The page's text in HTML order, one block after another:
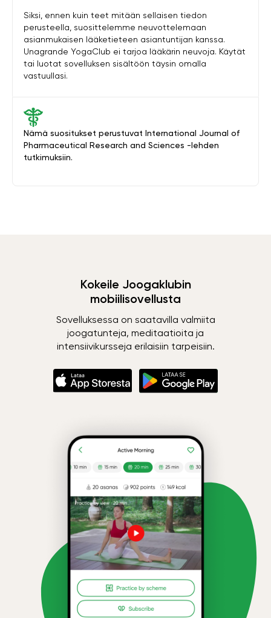
Nämä suositukset perustuvat International Journal of
Pharmaceutical Research and Sciences -lehden
tutkimuksiin.
Siksi, ennen kuin teet mitään sellaisen tiedon
perusteella, suosittelemme neuvottelemaan
asianmukaisen lääketieteen asiantuntijan kanssa.
Unagrande YogaClub ei tarjoa lääkärin neuvoja. Käytät
tai luotat sovelluksen sisältöön täysin omalla
vastuullasi.
Kokeile Joogaklubin
mobiilisovellusta
Sovelluksessa on saatavilla valmiita
joogatunteja, meditaatioita ja
intensiivikursseja erilaisiin tarpeisiin.